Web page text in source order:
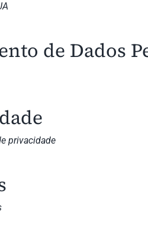
de Dados
privacidade